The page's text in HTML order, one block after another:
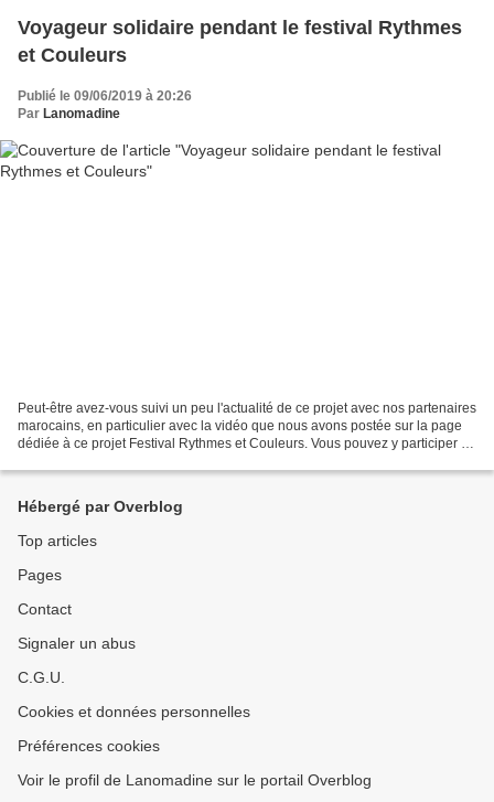
Voyageur solidaire pendant le festival Rythmes
et Couleurs
Publié le 09/06/2019 à 20:26
Par Lanomadine
Peut-être avez-vous suivi un peu l'actualité de ce projet avec nos partenaires
marocains, en particulier avec la vidéo que nous avons postée sur la page
dédiée à ce projet Festival Rythmes et Couleurs. Vous pouvez y participer et
Hébergé par Overblog
Top articles
Pages
Contact
Signaler un abus
C.G.U.
Cookies et données personnelles
Préférences cookies
Voir le profil de Lanomadine sur le portail Overblog